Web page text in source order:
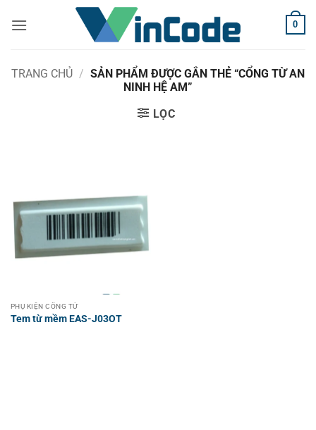
qua
0
TRANG CHỦ / SẢN PHẨM ĐƯỢC GẮN THẺ “CỔNG TỪ AN
NINH HỆ AM”
LỌC
PHỤ KIỆN CỔNG TỪ
Tem từ mềm EAS-J03OT